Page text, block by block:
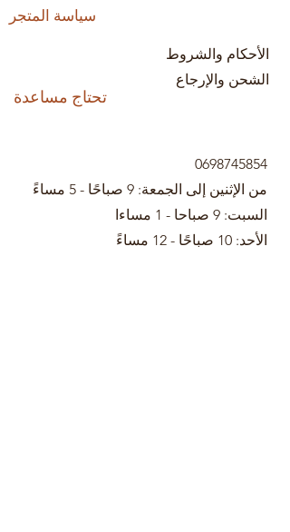
سياسة المتجر
الأحكام والشروط
الشحن والإرجاع
تحتاج مساعدة
0698745854
من الإثنين إلى الجمعة: 9 صباحًا - 5 مساءً
السبت: 9 صباحا - 1 مساءا
الأحد: 10 صباحًا - 12 مساءً